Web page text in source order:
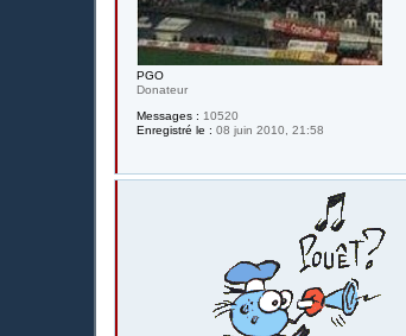
PGO
Donateur
Messages : 10520
Enregistré le : 08 juin 2010, 21:58